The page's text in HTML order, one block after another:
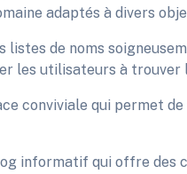
adaptés à divers
listes de noms
les utilisateurs à trouver
conviviale qui permet
informatif qui offre des